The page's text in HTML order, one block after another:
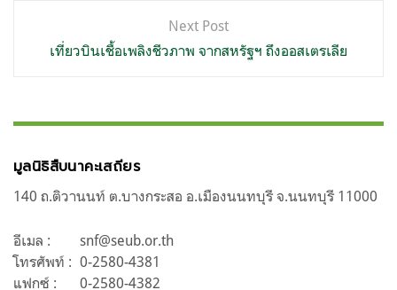
Next Post
เที่ยวบินเชื้อเพลิงชีวภาพ จากสหรัฐฯ ถึงออสเตรเลีย
มูลนิธิสืบนาคะเสถียร
140 ถ.ติวานนท์ ต.บางกระสอ อ.เมืองนนทบุรี จ.นนทบุรี 11000
อีเมล :
snf@seub.or.th
โทรศัพท์ : 0-2580-4381
แฟกซ์ :
0-2580-4382